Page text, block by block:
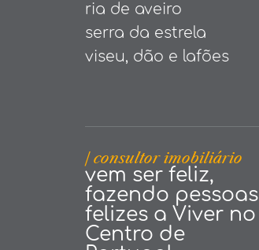
ria de aveiro
serra da estrela
viseu, dão e lafões
| consultor imobiliário
vem ser feliz,
fazendo pessoas
felizes a Viver no
Centro de